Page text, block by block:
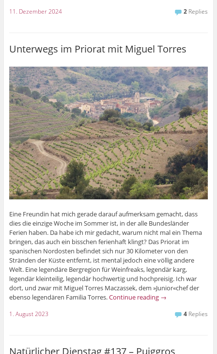
11. Dezember 2024 2 Replies
Unterwegs im Priorat mit Miguel Torres
Eine Freundin hat mich gerade darauf aufmerksam gemacht, dass
dies die einzige Woche im Sommer ist, in der alle Bundesländer
Ferien haben. Da habe ich mir gedacht, warum nicht mal ein Thema
bringen, das auch ein bisschen ferienhaft klingt? Das Priorat im
spanischen Nordosten befindet sich nur 30 Kilometer von den
Stränden der Küste entfernt, ist mental jedoch eine völlig andere
Welt. Eine legendäre Bergregion für Weinfreaks, legendär karg,
legendär kleinteilig, legendär hochwertig und hochpreisig. Ich war
dort, und zwar mit Miguel Torres Maczassek, dem »Junior«chef der
ebenso legendären Familia Torres.Continue reading →
1. August 2023 4 Replies
Natürlicher Dienstag #137 – Puiggros